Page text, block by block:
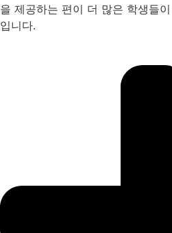
을 제공하는 편이 더 많은 학생들
입니다.